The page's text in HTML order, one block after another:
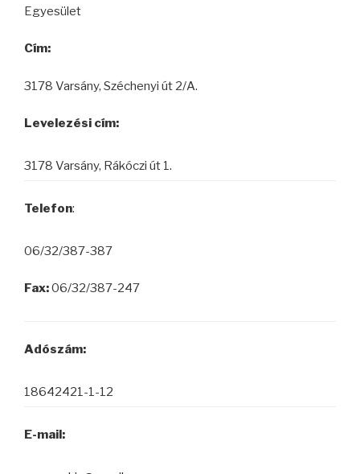
Egyesület
Cím:
3178 Varsány, Széchenyi út 2/A.
Levelezési cím:
3178 Varsány, Rákóczi út 1.
Telefon:
06/32/387-387
Fax:06/32/387-247
Adószám:
18642421-1-12
E-mail: